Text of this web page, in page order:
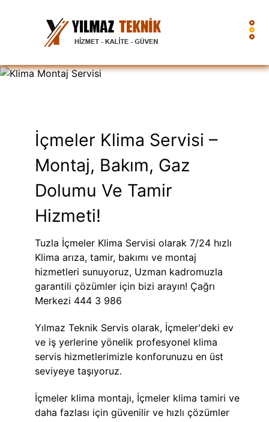
İçmeler Klima Servisi –
Montaj, Bakım, Gaz
Dolumu Ve Tamir
Hizmeti!
Tuzla İçmeler Klima Servisi olarak 7/24 hızlı
Klima arıza, tamir, bakımı ve montaj
hizmetleri sunuyoruz, Uzman kadromuzla
garantili çözümler için bizi arayın! Çağrı
Merkezi 444 3 986
Yılmaz Teknik Servis olarak, İçmeler'deki ev
ve iş yerlerine yönelik profesyonel klima
servis hizmetlerimizle konforunuzu en üst
seviyeye taşıyoruz.
İçmeler klima montajı, İçmeler klima tamiri ve
daha fazlası için güvenilir ve hızlı çözümler